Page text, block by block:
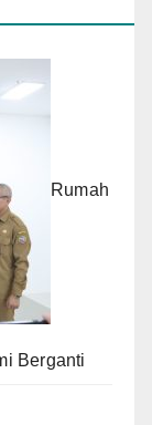
Rumah
Berganti